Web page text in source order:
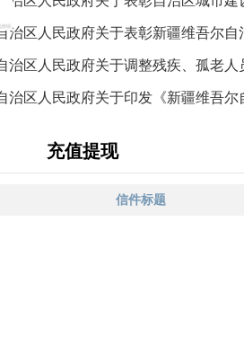
治区人民政府关于印发《新疆维吾
充值提现
信件标题